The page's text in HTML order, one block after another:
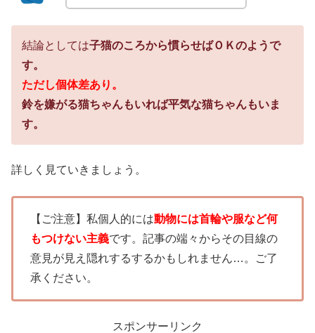
結論としては子猫のころから慣らせばＯＫのようで
す。
ただし個体差あり。
鈴を嫌がる猫ちゃんもいれば平気な猫ちゃんもいま
す。
詳しく見ていきましょう。
【ご注意】私個人的には動物には首輪や服など何
もつけない主義です。記事の端々からその目線の
意見が見え隠れするするかもしれません…。ご了
承ください。
スポンサーリンク